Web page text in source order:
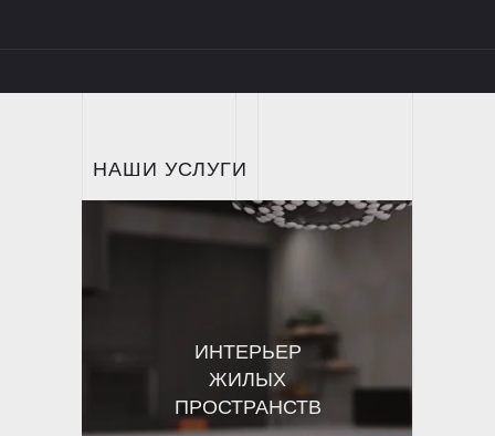
НАШИ УСЛУГИ
ИНТЕРЬЕР
ЖИЛЫХ
ПРОСТРАНСТВ